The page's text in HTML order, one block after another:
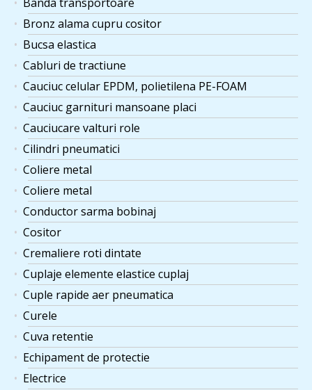
Bronz alama cupru cositor
Bucsa elastica
Cabluri de tractiune
Cauciuc celular EPDM, polietilena PE-FOAM
Cauciuc garnituri mansoane placi
Cauciucare valturi role
Cilindri pneumatici
Coliere metal
Coliere metal
Conductor sarma bobinaj
Cositor
Cremaliere roti dintate
Cuplaje elemente elastice cuplaj
Cuple rapide aer pneumatica
Curele
Cuva retentie
Echipament de protectie
Electrice